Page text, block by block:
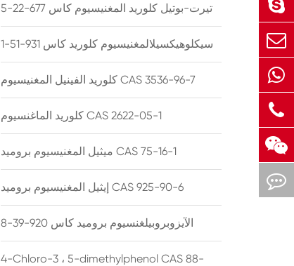
تيرت-بوتيل كلوريد المغنيسيوم كاس 677-22-5
سيكلوهيكسيلالمغنيسيوم كلوريد كاس 931-51-1
كلوريد الفينيل المغنيسيوم CAS 3536-96-7
كلوريد الماغنسيوم CAS 2622-05-1
ميثيل المغنيسيوم بروميد CAS 75-16-1
إيثيل المغنيسيوم بروميد CAS 925-90-6
الآيزوبروبيلغنسيوم بروميد كاس 920-39-8
4-Chloro-3 ، 5-dimethylphenol CAS 88-